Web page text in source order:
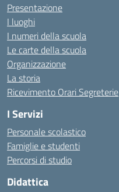
Presentazione
I luoghi
I numeri della scuola
Le carte della scuola
Organizzazione
La storia
Ricevimento Orari Segreterie
I Servizi
Personale scolastico
Famiglie e studenti
Percorsi di studio
Didattica